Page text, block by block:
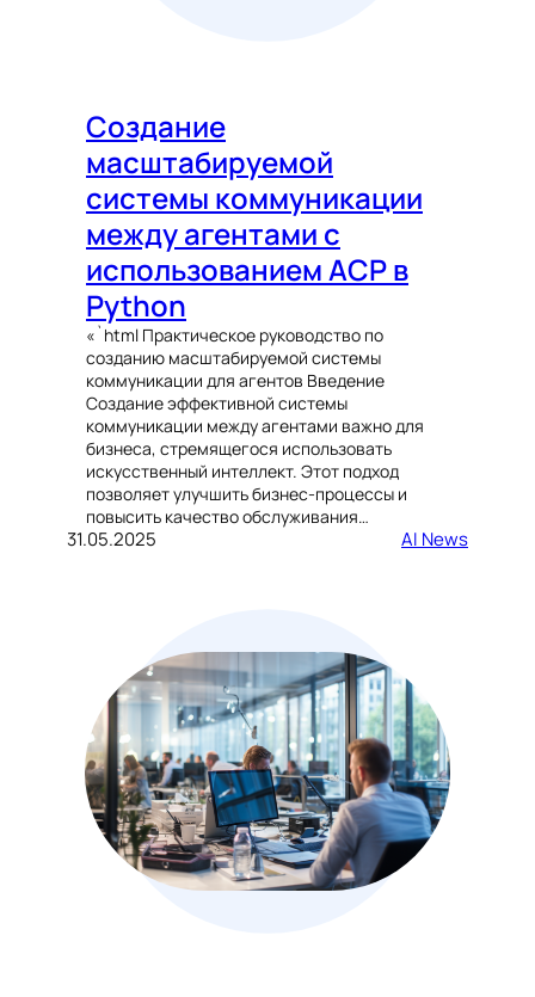
Создание
масштабируемой
системы коммуникации
между агентами с
использованием ACP в
Python
«`html Практическое руководство по
созданию масштабируемой системы
коммуникации для агентов Введение
Создание эффективной системы
коммуникации между агентами важно для
бизнеса, стремящегося использовать
искусственный интеллект. Этот подход
позволяет улучшить бизнес-процессы и
повысить качество обслуживания…
31.05.2025 AI News